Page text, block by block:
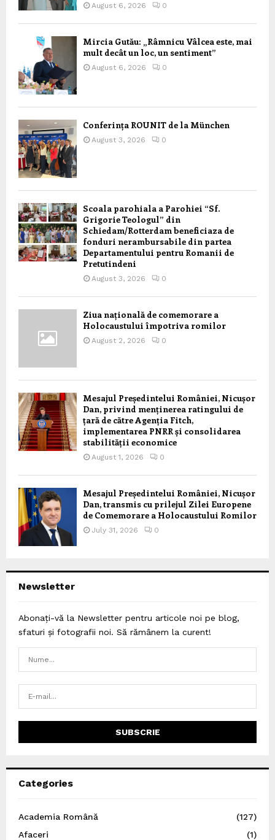
August 6, 2026 0
Mircia Gutău: „Râmnicu Vâlcea este, mai
mult decât un loc, un sentiment”
August 6, 2026 0
Conferința ROUNIT de la München
August 3, 2026 0
Scoala parohiala a Parohiei “Sf.
Grigorie Teologul” din
Schiedam/Rotterdam beneficiaza de
fonduri nerambursabile din partea
Departamentului pentru Romanii de
Pretutindeni
August 3, 2026 0
Ziua națională de comemorare a
Holocaustului împotriva romilor
August 2, 2026 0
Mesajul Președintelui României, Nicușor
Dan, privind menținerea ratingului de
țară de către Agenția Fitch,
implementarea PNRR și consolidarea
stabilității economice
August 1, 2026 0
Mesajul Președintelui României, Nicușor
Dan, transmis cu prilejul Zilei Europene
de Comemorare a Holocaustului Romilor
July 31, 2026 0
Newsletter
Abonați-vă la Newsletter pentru articole noi pe blog,
sfaturi și fotografii noi. Să rămânem la curent!
Categories
Academia Română
(127)
Afaceri
(1)